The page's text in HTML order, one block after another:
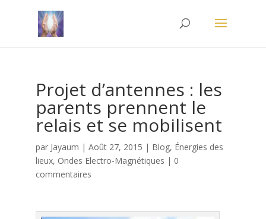
Projet d’antennes : les
parents prennent le
relais et se mobilisent
par Jayaum | Août 27, 2015 | Blog, Énergies des
lieux, Ondes Electro-Magnétiques | 0
commentaires